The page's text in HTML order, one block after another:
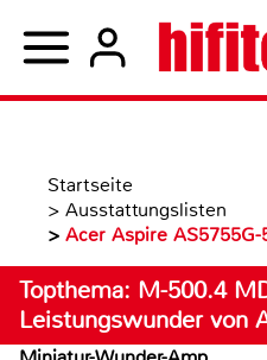
Startseite
> Ausstattungslisten
> Acer Aspire
Topthema: M-500.4
Leistungswunder von